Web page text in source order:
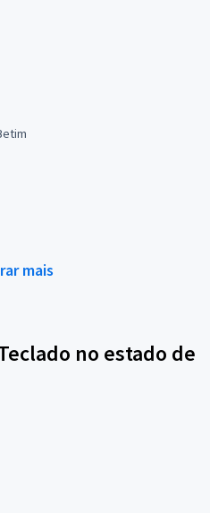
mais
no estado de